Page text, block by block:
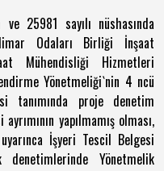
25981 sayılı nüshasında
Odaları Birliği İnşaat
Mühendisliği Hizmetleri
Yönetmeliği`nin 4 ncü
tanımında proje denetim
yapılmamış olması,
İşyeri Tescil Belgesi
denetimlerinde Yönetmelik